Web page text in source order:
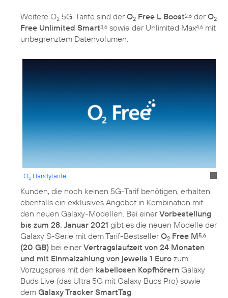
Weitere O2 5G-Tarife sind derO2 Free L Boost2,6 derO2
Free Unlimited Smart3,6 sowie der Unlimited Max4,6 mit
unbegrenztem Datenvolumen.
O2 Handytarife
Kunden, die noch keinen 5G-Tarif benötigen, erhalten
ebenfalls ein exklusives Angebot in Kombination mit
den neuen Galaxy-Modellen. Bei einerVorbestellung
bis zum 28. Januar 2021 gibt es die neuen Modelle der
Galaxy S-Serie mit dem Tarif-BestsellerO2 Free M5,6
(20 GB) bei einerVertragslaufzeit von 24 Monaten
und mit Einmalzahlung von jeweils 1 Euro zum
Vorzugspreis mit den kabellosen Kopfhörern Galaxy
Buds Live (das Ultra 5G mit Galaxy Buds Pro) sowie
dem Galaxy Tracker SmartTag: